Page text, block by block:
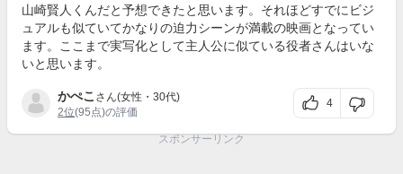
山崎賢人くんだと予想できたと思います。それほどすでにビジ
ュアルも似ていてかなりの迫力シーンが満載の映画となってい
ます。ここまで実写化として主人公に似ている役者さんはいな
いと思います。
かぺこ さん(女性・30代)
2位(95点)の評価
4
スポンサーリンク